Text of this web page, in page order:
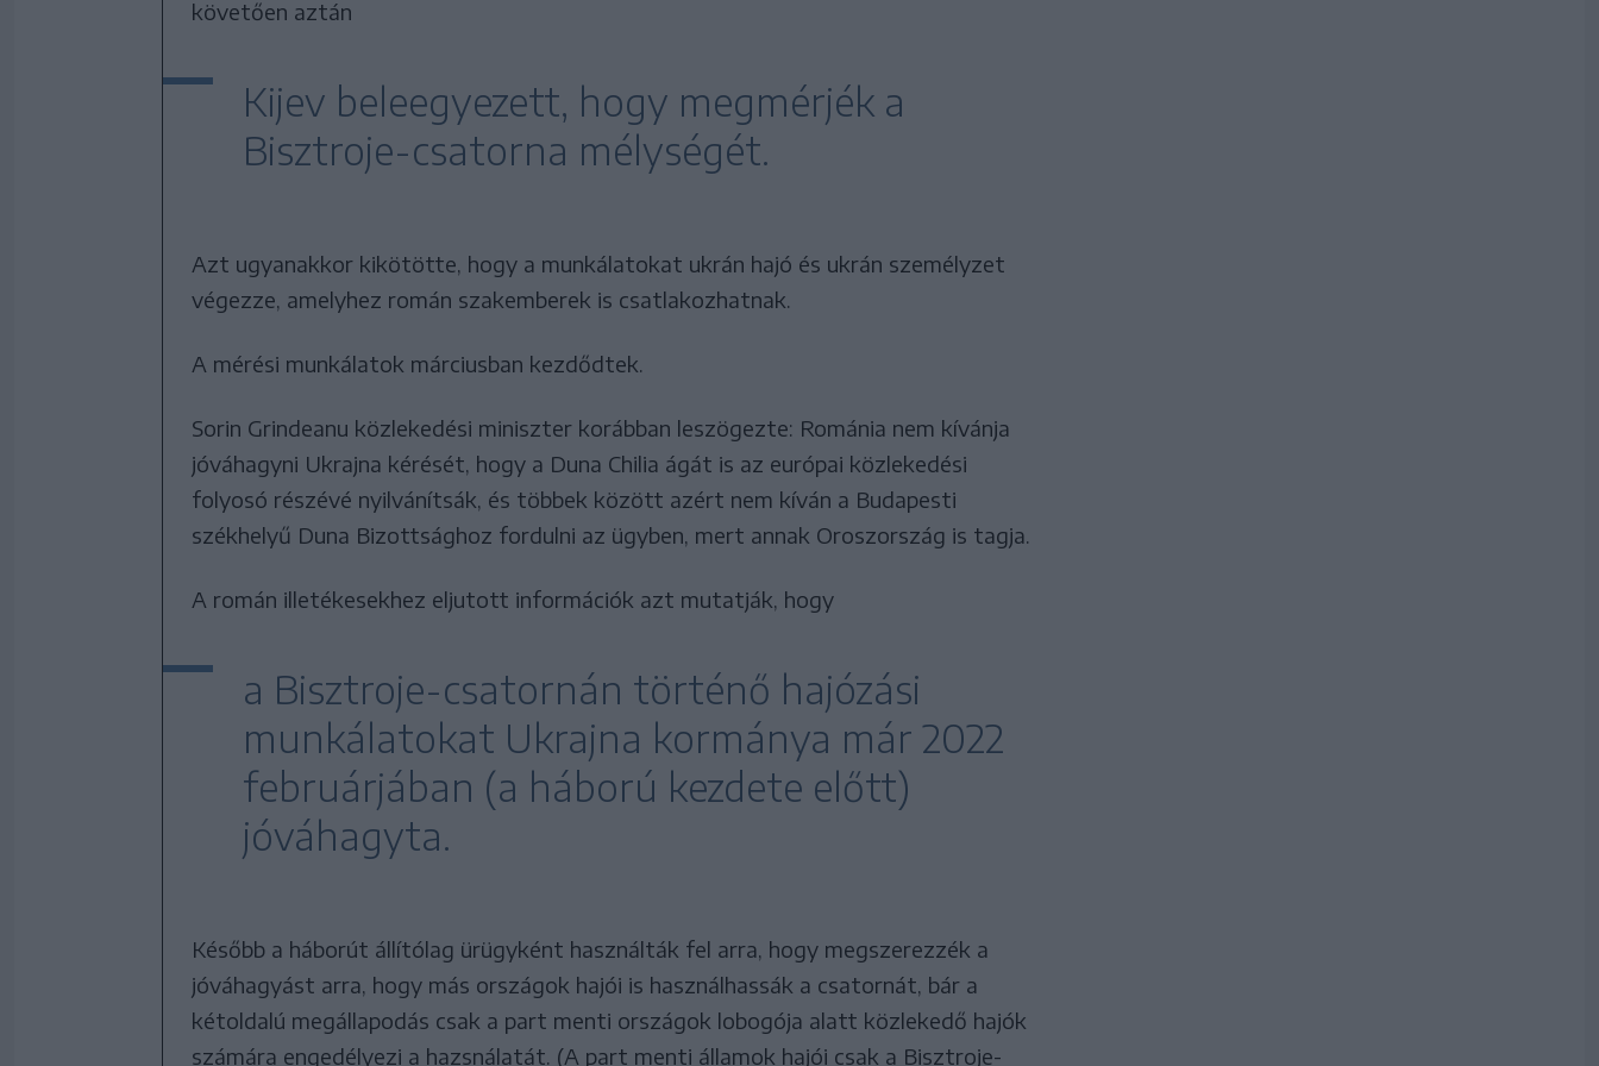
követően aztán
Kijev beleegyezett, hogy megmérjék a
Bisztroje-csatorna mélységét.
Azt ugyanakkor kikötötte, hogy a munkálatokat ukrán hajó és ukrán személyzet
végezze, amelyhez román szakemberek is csatlakozhatnak.
A mérési munkálatok márciusban kezdődtek.
Sorin Grindeanu közlekedési miniszter korábban leszögezte: Románia nem kívánja
jóváhagyni Ukrajna kérését, hogy a Duna Chilia ágát is az európai közlekedési
folyosó részévé nyilvánítsák, és többek között azért nem kíván a Budapesti
székhelyű Duna Bizottsághoz fordulni az ügyben, mert annak Oroszország is tagja.
A román illetékesekhez eljutott információk azt mutatják, hogy
a Bisztroje-csatornán történő hajózási
munkálatokat Ukrajna kormánya már 2022
februárjában (a háború kezdete előtt)
jóváhagyta.
Később a háborút állítólag ürügyként használták fel arra, hogy megszerezzék a
jóváhagyást arra, hogy más országok hajói is használhassák a csatornát, bár a
kétoldalú megállapodás csak a part menti országok lobogója alatt közlekedő hajók
számára engedélyezi a hazsnálatát. (A part menti államok hajói csak a Bisztroje-